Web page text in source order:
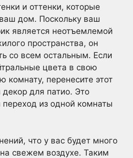
и оттенки, которые
дом. Поскольку ваш
является неотъемлемой
пространства, он
со всем остальным. Если
цвета в свою
комнату, перенесите этот
для патио. Это
переход из одной комнаты
что у вас будет много
свежем воздухе. Таким